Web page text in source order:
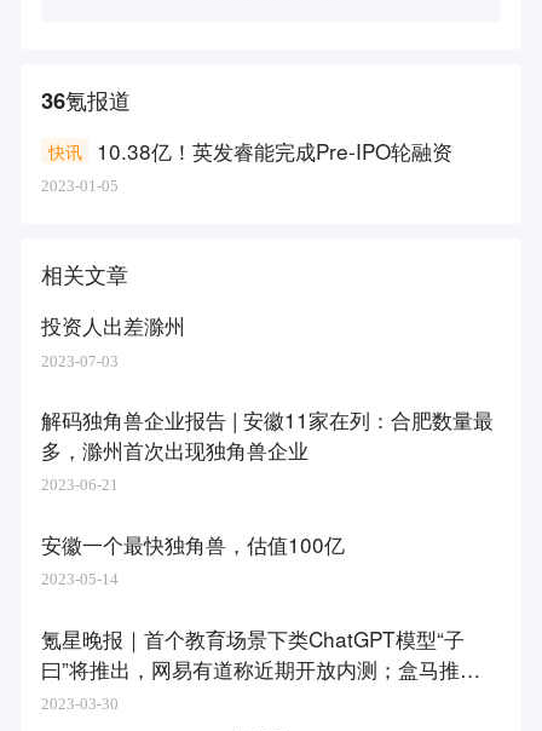
36氪报道
10.38亿！英发睿能完成Pre-IPO轮融资
快讯
2023-01-05
相关文章
投资人出差滁州
2023-07-03
解码独角兽企业报告 | 安徽11家在列：合肥数量最
多，滁州首次出现独角兽企业
2023-06-21
安徽一个最快独角兽，估值100亿
2023-05-14
氪星晚报｜首个教育场景下类ChatGPT模型“子
曰”将推出，网易有道称近期开放内测；盒马推出
全国次日达服务；“读路者”获数百万元种子轮融
2023-03-30